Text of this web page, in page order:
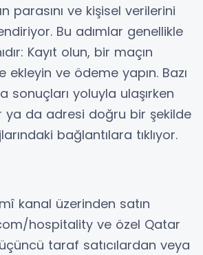
parasını ve kişisel verilerini
Bu adımlar genellikle
Kayıt olun, bir maçın
ve ödeme yapın. Bazı
yoluyla ulaşırken
ya da adresi doğru bir şekilde
bağlantılara tıklıyor.
kanal üzerinden satın
hospitality ve özel Qatar
taraf satıcılardan veya